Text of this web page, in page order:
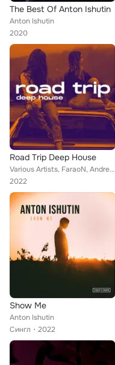
The Best Of Anton Ishutin
Anton Ishutin
2020
Road Trip Deep House
Various Artists, FaraoN, Andrey Keyton, Kvant, Fly, Anton Ishutin, Alessio Cappelli, Deep Tone, Charles & Carmichael, Deep Sound...
2022
Show Me
Anton Ishutin
Сингл
2022